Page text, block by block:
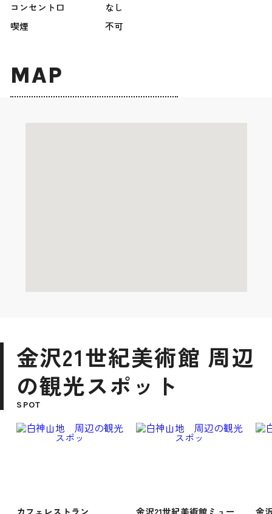
コンセント口
なし
喫煙
不可
MAP
金沢21世紀美術館 周辺
の観光スポット
SPOT
カフェレストラン 金沢21世紀美術館ミュー 金